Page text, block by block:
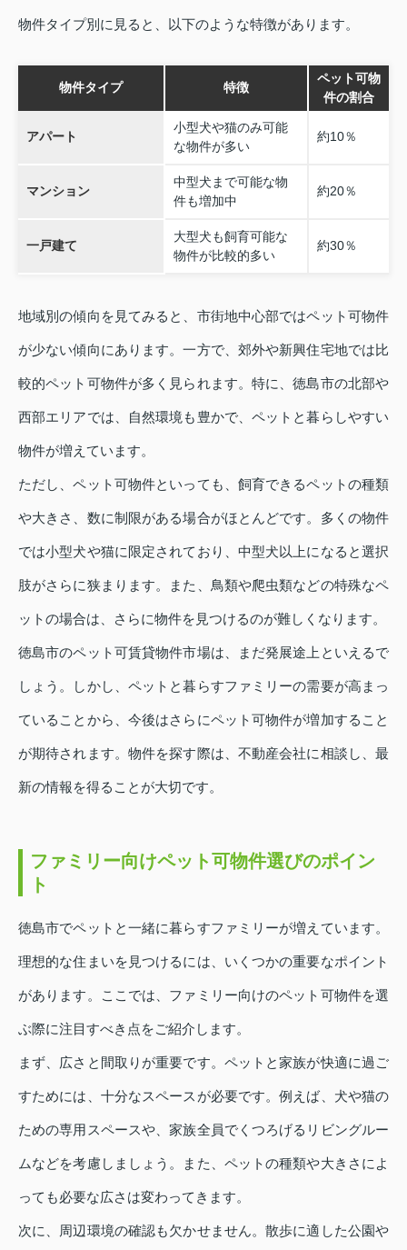
物件タイプ別に見ると、以下のような特徴があります。
物件タイプ 特徴
ペット可物
件の割合
アパート
小型犬や猫のみ可能
な物件が多い
約10％
マンション
中型犬まで可能な物
件も増加中
約20％
一戸建て
大型犬も飼育可能な
物件が比較的多い
約30％
地域別の傾向を見てみると、市街地中心部ではペット可物件
が少ない傾向にあります。一方で、郊外や新興住宅地では比
較的ペット可物件が多く見られます。特に、徳島市の北部や
西部エリアでは、自然環境も豊かで、ペットと暮らしやすい
物件が増えています。
ただし、ペット可物件といっても、飼育できるペットの種類
や大きさ、数に制限がある場合がほとんどです。多くの物件
では小型犬や猫に限定されており、中型犬以上になると選択
肢がさらに狭まります。また、鳥類や爬虫類などの特殊なペ
ットの場合は、さらに物件を見つけるのが難しくなります。
徳島市のペット可賃貸物件市場は、まだ発展途上といえるで
しょう。しかし、ペットと暮らすファミリーの需要が高まっ
ていることから、今後はさらにペット可物件が増加すること
が期待されます。物件を探す際は、不動産会社に相談し、最
新の情報を得ることが大切です。
ファミリー向けペット可物件選びのポイン
ト
徳島市でペットと一緒に暮らすファミリーが増えています。
理想的な住まいを見つけるには、いくつかの重要なポイント
があります。ここでは、ファミリー向けのペット可物件を選
ぶ際に注目すべき点をご紹介します。
まず、広さと間取りが重要です。ペットと家族が快適に過ご
すためには、十分なスペースが必要です。例えば、犬や猫の
ための専用スペースや、家族全員でくつろげるリビングルー
ムなどを考慮しましょう。また、ペットの種類や大きさによ
っても必要な広さは変わってきます。
次に、周辺環境の確認も欠かせません。散歩に適した公園や